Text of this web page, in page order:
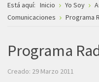
Está aquí: Inicio Yo Soy
Comunicaciones
Programa
Programa
Creado: 29 Marzo 2011